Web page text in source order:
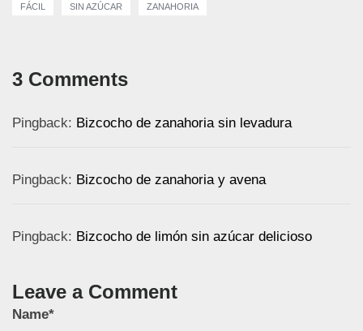
FÁCIL SIN AZÚCAR ZANAHORIA
3 Comments
Pingback: Bizcocho de zanahoria sin levadura
Pingback: Bizcocho de zanahoria y avena
Pingback: Bizcocho de limón sin azúcar delicioso
Leave a Comment
Name*